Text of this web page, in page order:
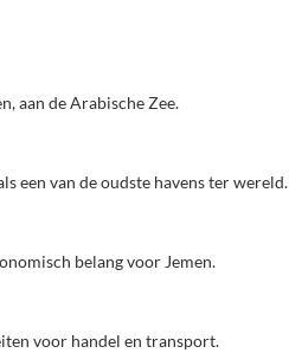
aan de Arabische Zee.
een van de oudste havens ter wereld.
belang voor Jemen.
voor handel en transport.